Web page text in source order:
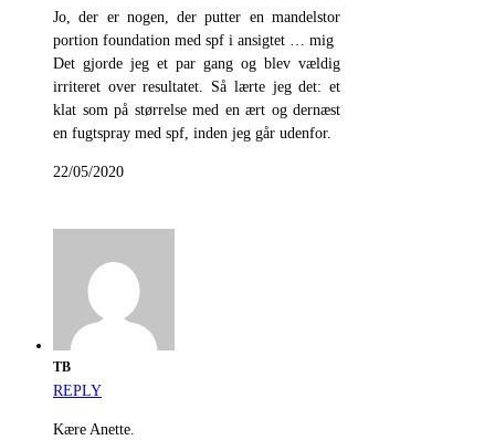
Jo, der er nogen, der putter en mandelstor
portion foundation med spf i ansigtet … mig
Det gjorde jeg et par gang og blev vældig
irriteret over resultatet. Så lærte jeg det: et
klat som på størrelse med en ært og dernæst
en fugtspray med spf, inden jeg går udenfor.
22/05/2020
TB
REPLY
Kære Anette.